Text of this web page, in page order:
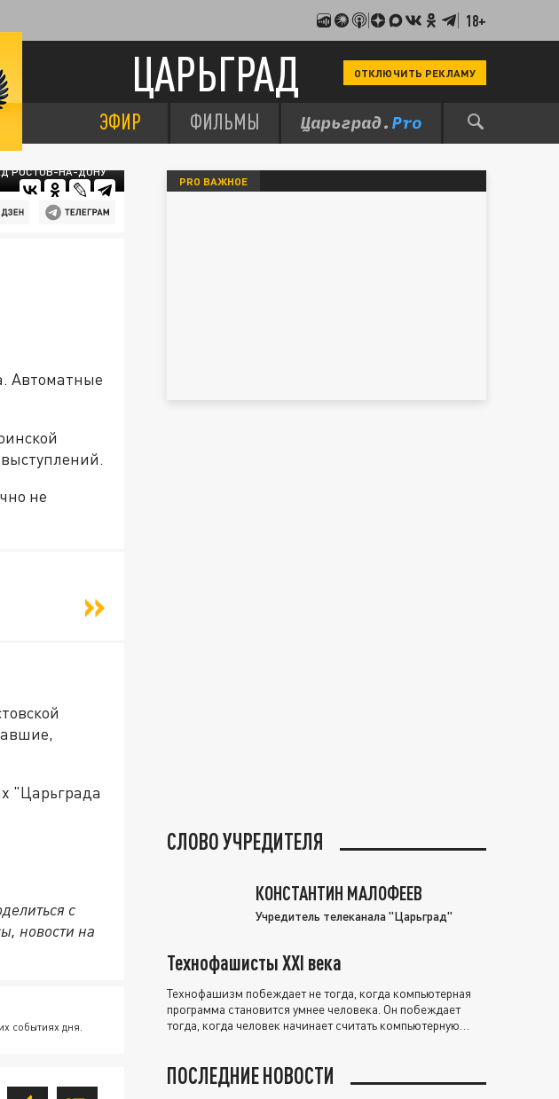
18+
ЦАРЬГРАД ОТКЛЮЧИТЬ РЕКЛАМУ
ЭФИР ФИЛЬМЫ
РОСТОВ-НА-ДОНУ
Автоматные
не
"Царьграда
с
новости на
событиях дня.
PRO ВАЖНОЕ
СЛОВО УЧРЕДИТЕЛЯ
КОНСТАНТИН МАЛОФЕЕВ
Учредитель телеканала "Царьград"
Технофашисты XXI века
Технофашизм побеждает не тогда, когда компьютерная
программа становится умнее человека. Он побеждает
тогда, когда человек начинает считать компьютерную
ПОСЛЕДНИЕ НОВОСТИ